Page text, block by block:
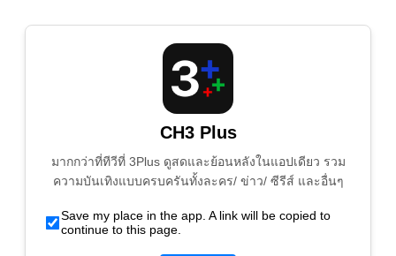
CH3 Plus
มากกว่าที่ทีวีที่ 3Plus ดูสดและย้อนหลังในแอปเดียว รวม
ความบันเทิงแบบครบครันทั้งละคร/ ข่าว/ ซีรีส์ และอื่นๆ
Save my place in the app. A link will be copied to
continue to this page.